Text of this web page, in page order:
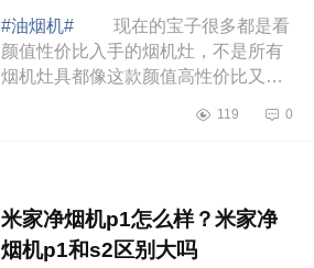
好吗
#油烟机#
现在的宝子很多都是看
颜值性价比入手的烟机灶，不是所有
烟机灶具都像这款颜值高性价比又好
值，下面小编为大家介绍下方太烟灶
119 0
米家净烟机p1怎么样？米家净
烟机p1和s2区别大吗